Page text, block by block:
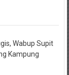
Wabup Supit
Kampung